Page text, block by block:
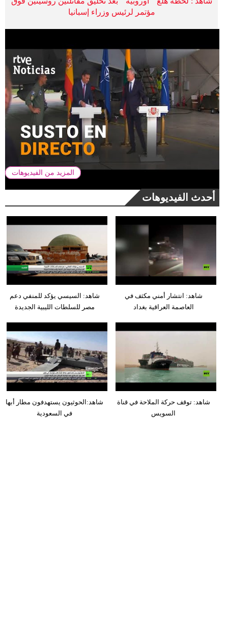
مؤتمر لرئيس وزراء إسبانيا
المزيد من الفيديوهات
أحدث الفيديوهات
شاهد: السيسي يؤكد للمنفي دعم
مصر للسلطات الليبية الجديدة
شاهد: انتشار أمني مكثف في
العاصمة العراقية بغداد
شاهد:الحوثيون يستهدفون مطار أبها
في السعودية
شاهد: توقف حركة الملاحة في قناة
السويس